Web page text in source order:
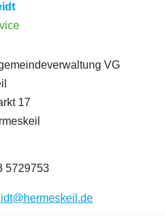
VG
17
5729753